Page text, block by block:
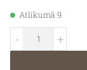
Atlikumā 9
- +